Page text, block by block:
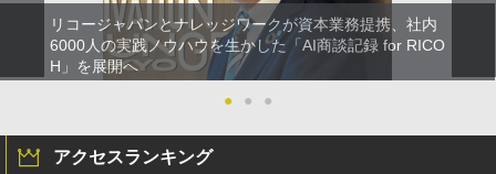
リコージャパンとナレッジワークが資本業務提携、社内
6000人の実践ノウハウを生かした「AI商談記録 for RICO
H」を展開へ
●
● ●
アクセスランキング